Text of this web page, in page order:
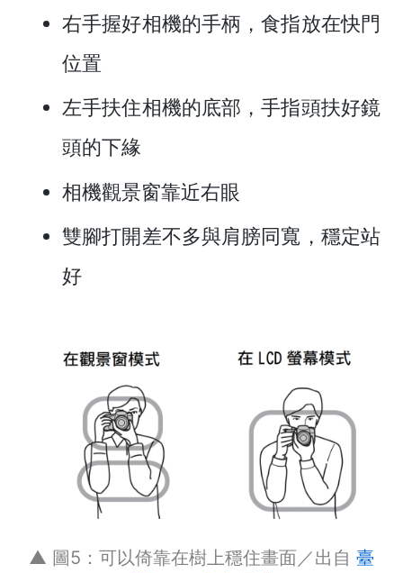
右手握好相機的手柄，食指放在快門
位置
左手扶住相機的底部，手指頭扶好鏡
頭的下緣
相機觀景窗靠近右眼
雙腳打開差不多與肩膀同寬，穩定站
好
▲ 圖5：可以倚靠在樹上穩住畫面／出自 臺